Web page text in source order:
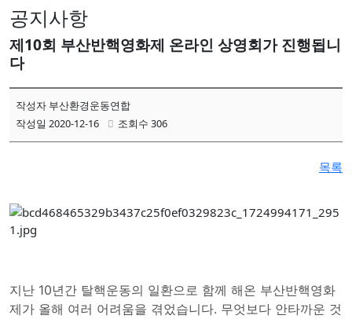
공지사항
제10회 부산반핵영화제 온라인 상영회가 진행됩니
다
작성자 부산환경운동연합
작성일 2020-12-16
조회수 306
목록
지난 10년간 탈핵운동의 일환으로 함께 해온 부산반핵영화
제가 올해 여러 어려움을 겪었습니다. 무엇보다 안타까운 것